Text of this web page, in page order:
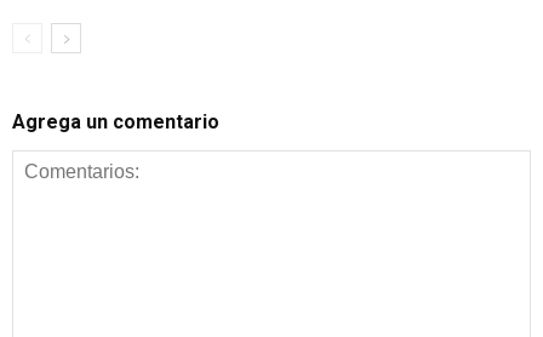
Agrega un comentario